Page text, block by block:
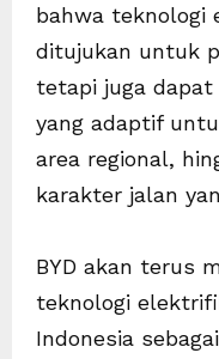
bahwa teknologi
ditujukan untuk
tetapi juga
yang adaptif
area regional,
karakter jalan
BYD akan terus
teknologi
Indonesia